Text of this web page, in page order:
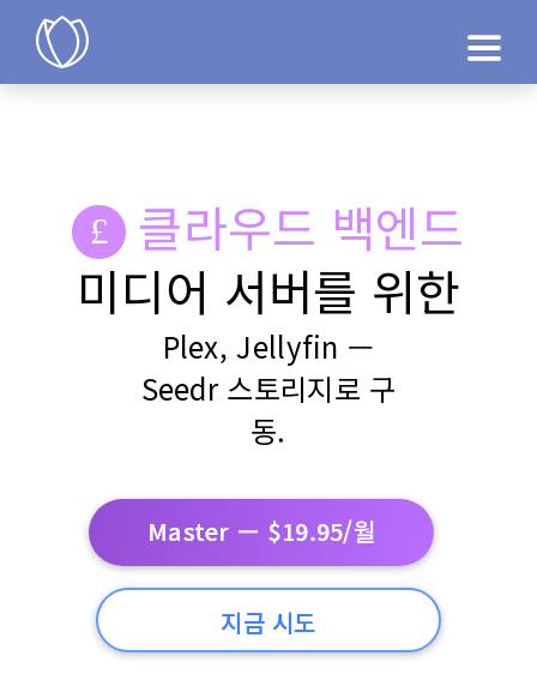
클라우드 백엔드
미디어 서버를 위한
Plex, Jellyfin —
Seedr 스토리지로 구
동.
Master — $19.95/월
지금 시도